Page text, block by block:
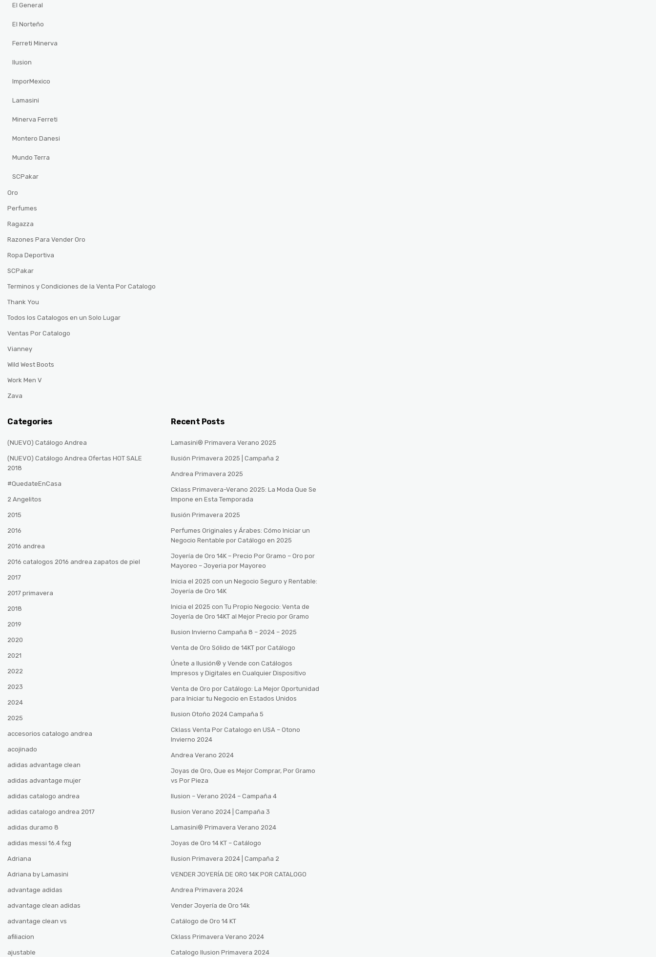
El General
El Norteño
Ferreti Minerva
Ilusion
ImporMexico
Lamasini
Minerva Ferreti
Montero Danesi
Mundo Terra
SCPakar
Oro
Perfumes
Ragazza
Razones Para Vender Oro
Ropa Deportiva
SCPakar
Terminos y Condiciones de la Venta Por Catalogo
Thank You
Todos los Catalogos en un Solo Lugar
Ventas Por Catalogo
Vianney
Wild West Boots
Work Men V
Zava
Categories
(NUEVO) Catálogo Andrea
(NUEVO) Catálogo Andrea Ofertas HOT SALE
2018
#QuedateEnCasa
2 Angelitos
2015
2016
2016 andrea
2016 catalogos 2016 andrea zapatos de piel
2017
2017 primavera
2018
2019
2020
2021
2022
2023
2024
2025
accesorios catalogo andrea
acojinado
adidas advantage clean
adidas advantage mujer
adidas catalogo andrea
adidas catalogo andrea 2017
adidas duramo 8
adidas messi 16.4 fxg
Adriana
Adriana by Lamasini
advantage adidas
advantage clean adidas
advantage clean vs
afiliacion
ajustable
Recent Posts
Lamasini® Primavera Verano 2025
Ilusión Primavera 2025 | Campaña 2
Andrea Primavera 2025
Cklass Primavera-Verano 2025: La Moda Que Se
Impone en Esta Temporada
Ilusión Primavera 2025
Perfumes Originales y Árabes: Cómo Iniciar un
Negocio Rentable por Catálogo en 2025
Joyería de Oro 14K – Precio Por Gramo – Oro por
Mayoreo – Joyeria por Mayoreo
Inicia el 2025 con un Negocio Seguro y Rentable:
Joyería de Oro 14K
Inicia el 2025 con Tu Propio Negocio: Venta de
Joyería de Oro 14KT al Mejor Precio por Gramo
Ilusion Invierno Campaña 8 – 2024 – 2025
Venta de Oro Sólido de 14KT por Catálogo
Únete a Ilusión® y Vende con Catálogos
Impresos y Digitales en Cualquier Dispositivo
Venta de Oro por Catálogo: La Mejor Oportunidad
para Iniciar tu Negocio en Estados Unidos
Ilusion Otoño 2024 Campaña 5
Cklass Venta Por Catalogo en USA – Otono
Invierno 2024
Andrea Verano 2024
Joyas de Oro, Que es Mejor Comprar, Por Gramo
vs Por Pieza
Ilusion – Verano 2024 – Campaña 4
Ilusion Verano 2024 | Campaña 3
Lamasini®️ Primavera Verano 2024
Joyas de Oro 14 KT – Catálogo
Ilusion Primavera 2024 | Campaña 2
VENDER JOYERÍA DE ORO 14K POR CATALOGO
Andrea Primavera 2024
Vender Joyería de Oro 14k
Catálogo de Oro 14 KT
Cklass Primavera Verano 2024
Catalogo Ilusion Primavera 2024